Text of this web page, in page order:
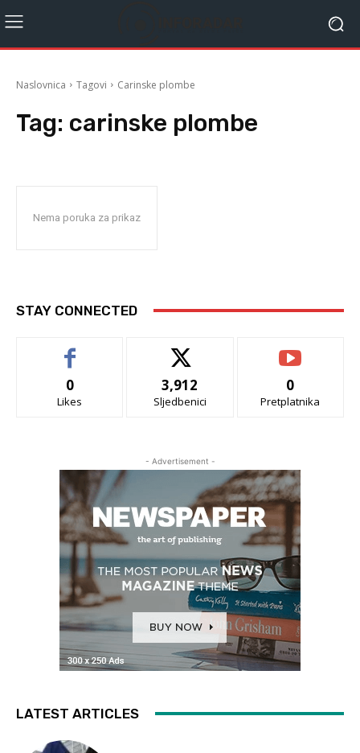
Naslovnica Tagovi Carinske plombe
Tag: carinske plombe
Nema poruka za prikaz
STAY CONNECTED
0
Likes
3,912
Sljedbenici
0
Pretplatnika
- Advertisement -
LATEST ARTICLES